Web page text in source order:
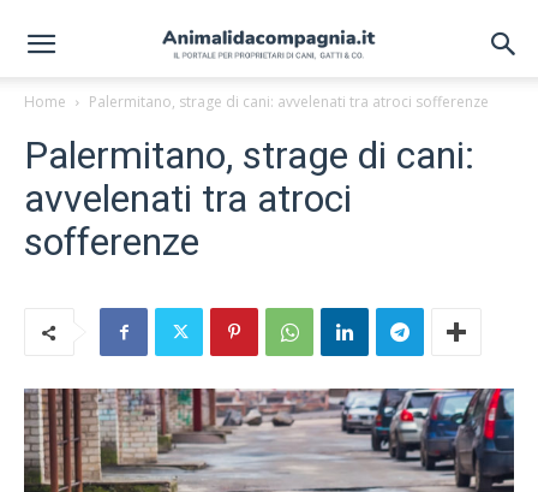
Home Palermitano, strage di cani: avvelenati tra atroci sofferenze
Palermitano, strage di cani:
avvelenati tra atroci
sofferenze